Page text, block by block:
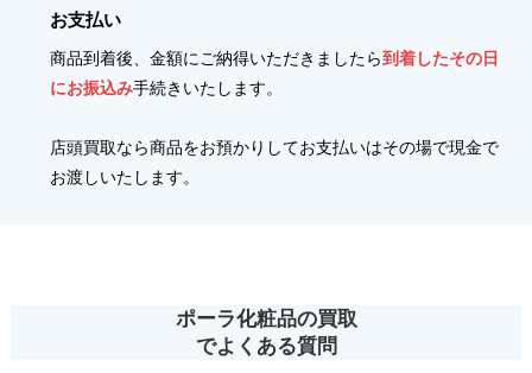
お支払い
商品到着後、金額にご納得いただきましたら到着したその日
にお振込み手続きいたします。
店頭買取なら商品をお預かりしてお支払いはその場で現金で
お渡しいたします。
ポーラ化粧品の買取
でよくある質問